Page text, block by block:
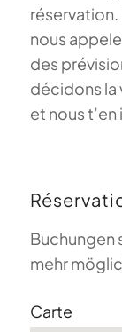
nous
des
décidons la
et nous
Buchungen
mehr
Carte